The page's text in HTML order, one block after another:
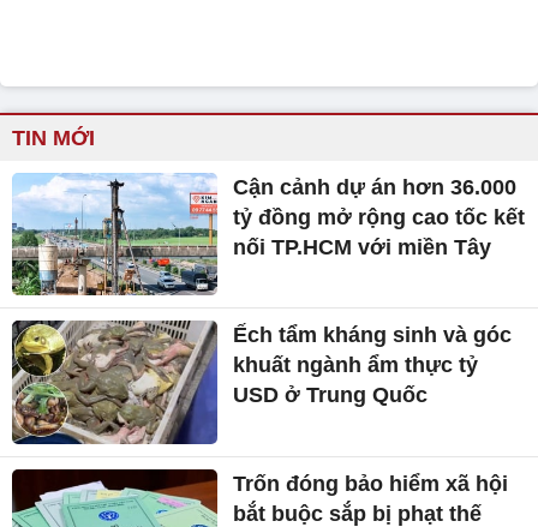
TIN MỚI
Cận cảnh dự án hơn 36.000
tỷ đồng mở rộng cao tốc kết
nối TP.HCM với miền Tây
Ếch tẩm kháng sinh và góc
khuất ngành ẩm thực tỷ
USD ở Trung Quốc
Trốn đóng bảo hiểm xã hội
bắt buộc sắp bị phạt thế